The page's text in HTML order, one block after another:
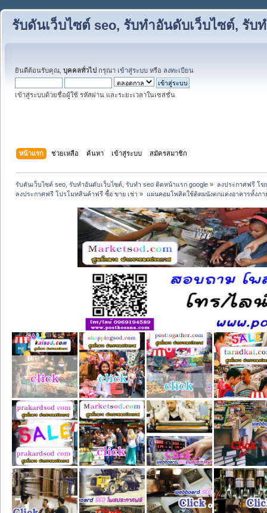
รับดันเว็บไซต์ seo, รับทำอันดับเว็บไซต์, รับ
ยินดีต้อนรับคุณ, บุคคลทั่วไป กรุณา เข้าสู่ระบบ หรือ ลงทะเบียน
เข้าสู่ระบบด้วยชื่อผู้ใช้ รหัสผ่าน และระยะเวลาในเซสชั่น
หน้าแรก ช่วยเหลือ ค้นหา เข้าสู่ระบบ สมัครสมาชิก
รับดันเว็บไซต์ seo, รับทำอันดับเว็บไซต์, รับทำ seo ติดหน้าแรก google » ลงประกาศฟรี โ
ลงประกาศฟรี โปรโมทสินค้าฟรี ซื้อ ขาย เช่า » แผ่นคอมโพสิตใช้ติดผนังตกแต่งอาคารทั้งภ